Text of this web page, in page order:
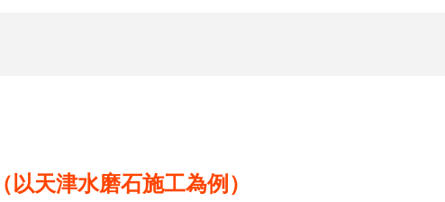
天津水磨石施工為例）